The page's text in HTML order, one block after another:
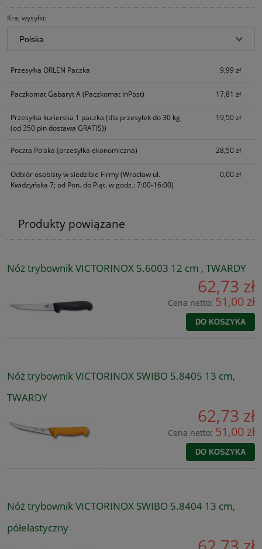
Kraj wysyłki:
Przesyłka ORLEN Paczka 9,99 zł
Paczkomat Gabaryt A(Paczkomat InPost) 17,81 zł
Przesyłka kurierska 1 paczka (dla przesyłek do 30 kg
(od 350 pln dostawa GRATIS))
19,50 zł
Poczta Polska (przesyłka ekonomiczna) 28,50 zł
Odbiór osobisty w siedzibie Firmy(Wrocław ul.
Kwidzyńska 7; od Pon. do Piąt. w godz.: 7:00-16:00)
0,00 zł
Produkty powiązane
Nóż trybownik VICTORINOX 5.6003 12 cm , TWARDY
62,73 zł
Cena netto: 51,00 zł
DO KOSZYKA
Nóż trybownik VICTORINOX SWIBO 5.8405 13 cm,
TWARDY
62,73 zł
Cena netto: 51,00 zł
DO KOSZYKA
Nóż trybownik VICTORINOX SWIBO 5.8404 13 cm,
półelastyczny